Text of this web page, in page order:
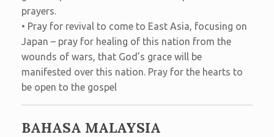
prayers.
• Pray for revival to come to East Asia, focusing on
Japan – pray for healing of this nation from the
wounds of wars, that God’s grace will be
manifested over this nation. Pray for the hearts to
be open to the gospel
BAHASA MALAYSIA